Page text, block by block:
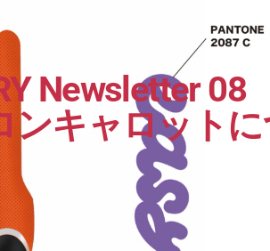
Newsletter08
ンキャロット